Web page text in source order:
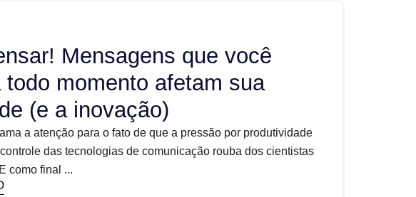
Mensagens que você
todo momento afetam sua
(e a inovação)
a atenção para o fato de que a pressão por produtividade
das tecnologias de comunicação rouba dos cientistas
como final ...